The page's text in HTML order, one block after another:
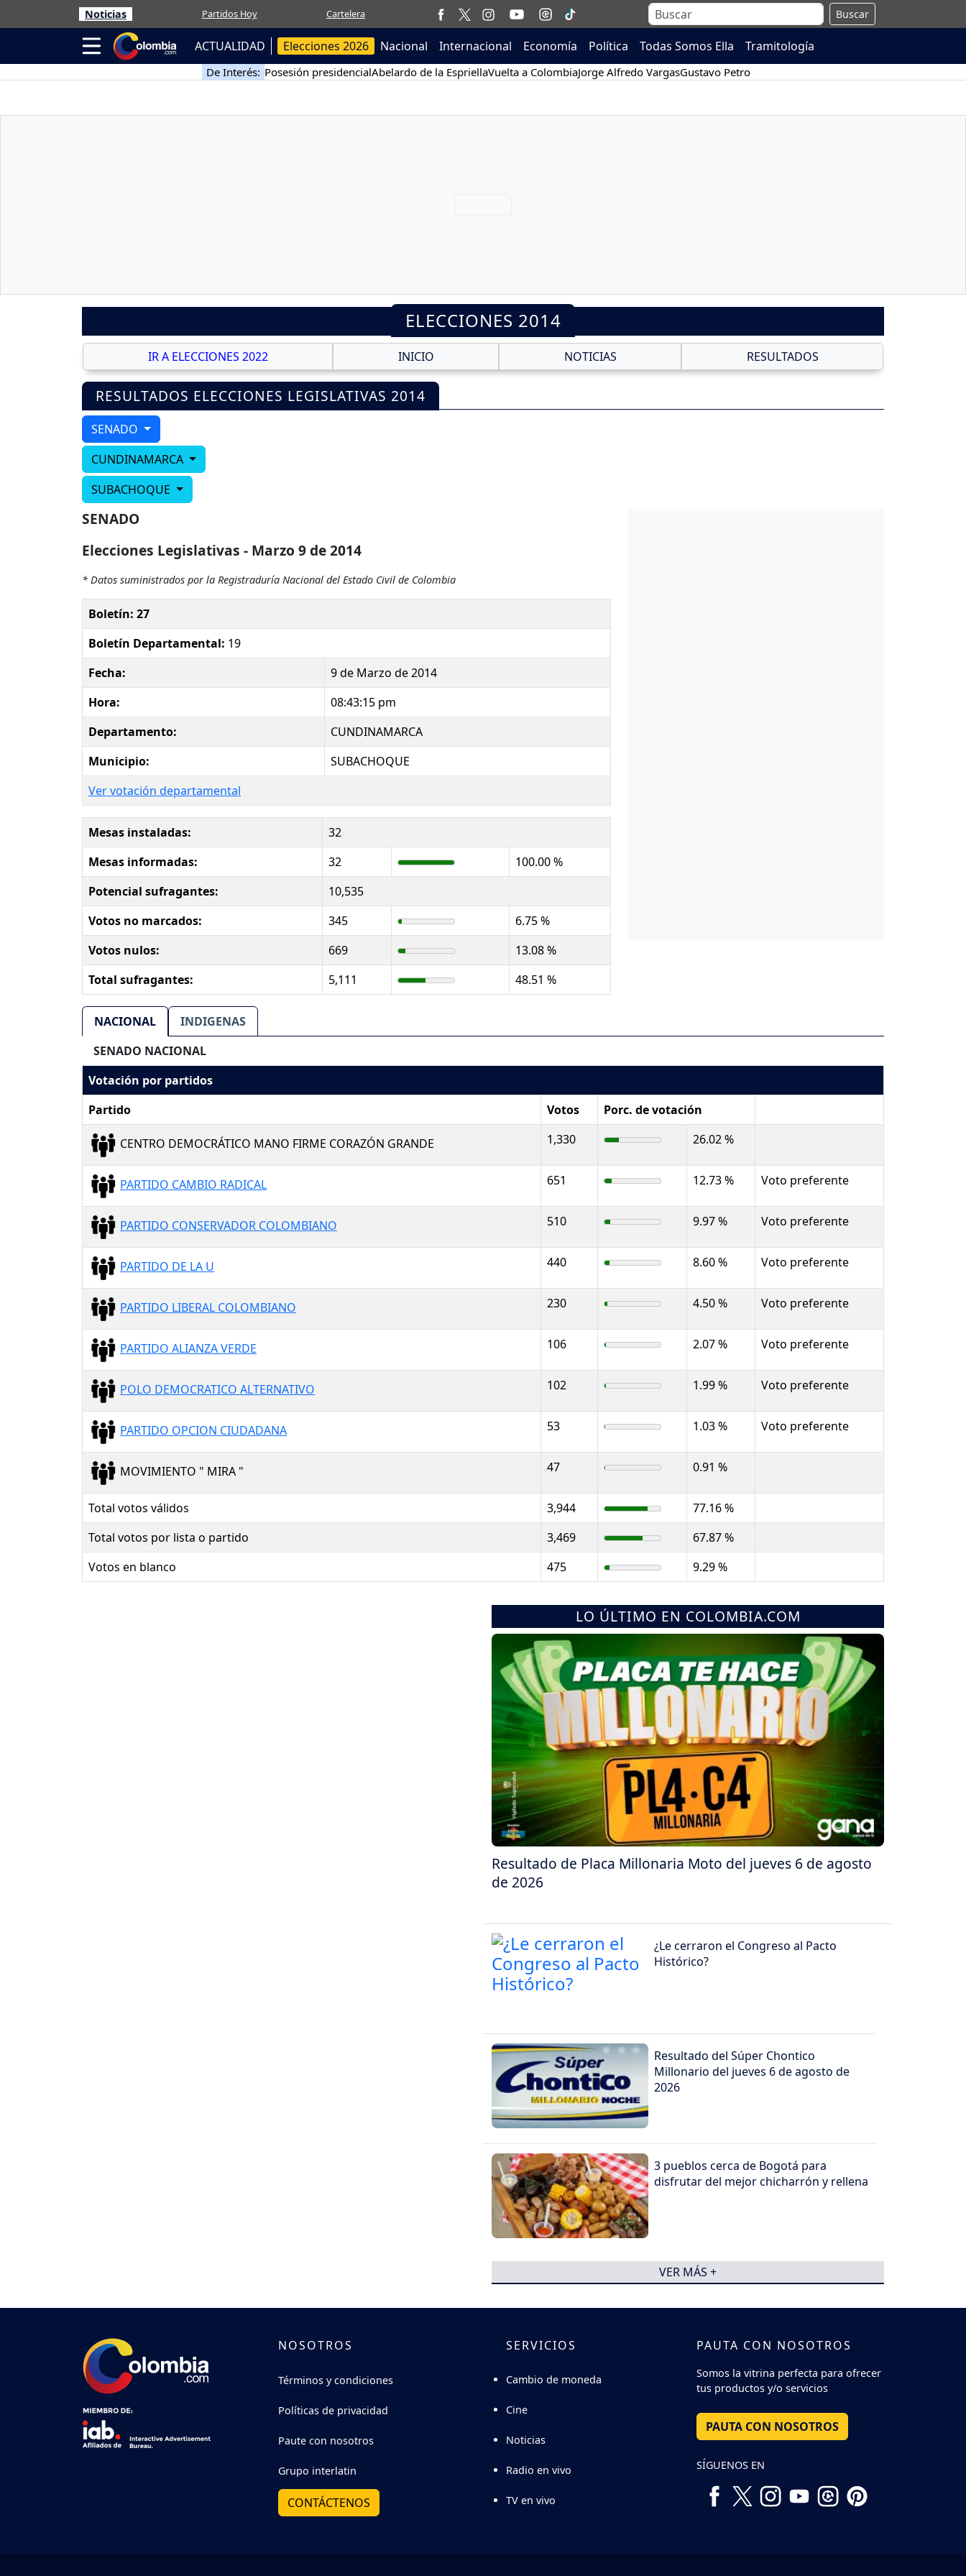
Noticias Partidos Hoy Cartelera Buscar
ACTUALIDAD Elecciones 2026 Nacional Internacional Economía Política Todas Somos Ella Tramitología
De Interés: Posesión presidencialAbelardo de la EspriellaVuelta a ColombiaJorge Alfredo VargasGustavo Petro
ELECCIONES 2014
IR A ELECCIONES 2022 INICIO NOTICIAS RESULTADOS
RESULTADOS ELECCIONES LEGISLATIVAS 2014
SENADO
CUNDINAMARCA
SUBACHOQUE
SENADO
Elecciones Legislativas - Marzo 9 de 2014
* Datos suministrados por la Registraduría Nacional del Estado Civil de Colombia
Boletín: 27
Boletín Departamental: 19
Fecha:
9 de Marzo de 2014
Hora:
08:43:15 pm
Departamento:
CUNDINAMARCA
Municipio:
SUBACHOQUE
Ver votación departamental
Mesas instaladas:
32
Mesas informadas:
32
100.00 %
Potencial sufragantes:
10,535
Votos no marcados:
345
6.75 %
Votos nulos:
669
13.08 %
Total sufragantes:
5,111 48.51 %
NACIONAL
INDIGENAS
SENADO NACIONAL
Votación por partidos
Partido
Votos Porc. de votación
CENTRO DEMOCRÁTICO MANO FIRME CORAZÓN GRANDE 1,330 26.02 %
PARTIDO CAMBIO RADICAL 651 12.73 % Voto preferente
PARTIDO CONSERVADOR COLOMBIANO 510 9.97 % Voto preferente
PARTIDO DE LA U 440 8.60 % Voto preferente
PARTIDO LIBERAL COLOMBIANO 230 4.50 % Voto preferente
PARTIDO ALIANZA VERDE 106 2.07 % Voto preferente
POLO DEMOCRATICO ALTERNATIVO 102 1.99 % Voto preferente
PARTIDO OPCION CIUDADANA 53 1.03 % Voto preferente
MOVIMIENTO " MIRA " 47 0.91 %
Total votos válidos 3,944
77.16 %
Total votos por lista o partido
3,469
67.87 %
Votos en blanco
475 9.29 %
LO ÚLTIMO EN COLOMBIA.COM
Resultado de Placa Millonaria Moto del jueves 6 de agosto
de 2026
¿Le cerraron el Congreso al Pacto
Histórico?
Resultado del Súper Chontico
Millonario del jueves 6 de agosto de
2026
3 pueblos cerca de Bogotá para
disfrutar del mejor chicharrón y rellena
VER MÁS +
NOSOTROS
Términos y condiciones
Políticas de privacidad
Paute con nosotros
Grupo interlatin
CONTÁCTENOS
SERVICIOS
Cambio de moneda
Cine
Noticias
Radio en vivo
TV en vivo
PAUTA CON NOSOTROS
Somos la vitrina perfecta para ofrecer
tus productos y/o servicios
PAUTA CON NOSOTROS
SÍGUENOS EN